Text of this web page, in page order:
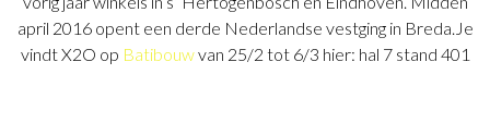
april 2016 opent een derde Nederlandse vestging in Breda.Je
vindt X2O op Batibouwvan 25/2 tot 6/3 hier: hal 7 stand 401